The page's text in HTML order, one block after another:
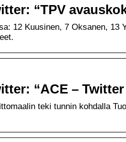
“TPV
12 Kuusinen, 7 Oksanen, 13
“ACE – Twitter
teki tunnin kohdalla